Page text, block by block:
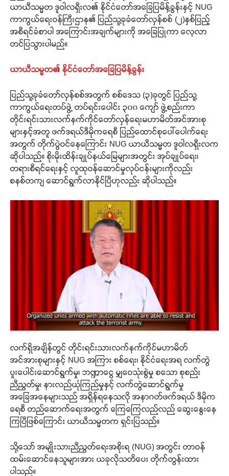
ယာယီသမ္မတ ဒူဝါလရှီးလ၏ နိုင်ငံတော်အခြေပြမိန့်ခွန်းနှင့် NUG
ကာကွယ်ရေးဝန်ကြီးဌာန၏ ပြည်သူ့ခုခံတော်လှန်စစ် (၂)နှစ်ပြည့်
အစီရင်ခံစာပါ အကြောင်းအချက်များကို အခြေပြုကာ လေ့လာ
တင်ပြသွားပါမည်။
ယာယီသမ္မတ၏ နိုင်ငံတော်အခြေပြမိန့်ခွန်း
ပြည်သူ့ခုခံတော်လှန်စစ်အတွက် စစ်ဒေသ (၃)ခုတွင် ပြည်သူ့
ကာကွယ်ရေးတပ်ဖွဲ့ တပ်ရင်းပေါင်း ၃၀၀ ကျော် ဖွဲ့စည်းကာ
တိုင်းရင်းသားလက်နက်ကိုင်တော်လှန်ရေးမဟာမိတ်အင်အားစု
များနှင့်အတူ ဖက်ဒရယ်ဒီမိုကရေစီ ပြည်ထောင်စုပေါ်ပေါက်ရေး
အတွက် တိုက်ပွဲဝင်နေကြောင်း NUG ယာယီသမ္မတ ဒူဝါလရှီးလက
ဆိုပါသည်။ စိုးမိုးထိန်းချုပ်နယ်မြေများအတွင်း အုပ်ချုပ်ရေး၊
တရားစီရင်ရေးနှင့် လူထုဝန်‌ဆောင်မှုလုပ်ငန်းများကိုလည်း
စနစ်တကျ ဆောင်ရွက်လာနိုင်ပြီဟုလည်း ဆိုပါသည်။
လက်ရှိအချိန်တွင် တိုင်းရင်းသားလက်နက်ကိုင်မဟာမိတ်
အင်အားစုများနှင့် NUG အကြား စစ်ရေး၊ နိုင်ငံရေးအရ လက်တွဲ
ပူးပေါင်းဆောင်ရွက်မှု၊ ဘဏ္ဍာငွေ မျှဝေသုံးစွဲမှု စသော စုစည်း
ညီညွတ်မှု၊ နားလည်ယုံကြည်မှုနှင့် လက်တွဲဆောင်ရွက်မှု
အခြေအနေများသည် အရှိန်ရနေသလို အနာဂတ်ဖက်ဒရယ် ဒီမိုက
ရေစီ တည်ဆောက်ရေးအတွက် ကြေကြေလည်လည် ဆွေးနွေးနေ
ကြပြီဖြစ်ကြောင်း ယာယီသမ္မတက ရှင်းပြသည်။
သို့သော် အမျိုးသားညီညွတ်ရေးအစိုးရ (NUG) အတွင်း တာဝန်
ထမ်းဆောင်နေသူများအား ယခုလိုသတိပေး တိုက်တွန်းထား
ပါသည်။